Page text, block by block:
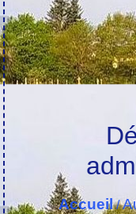
Accueil/